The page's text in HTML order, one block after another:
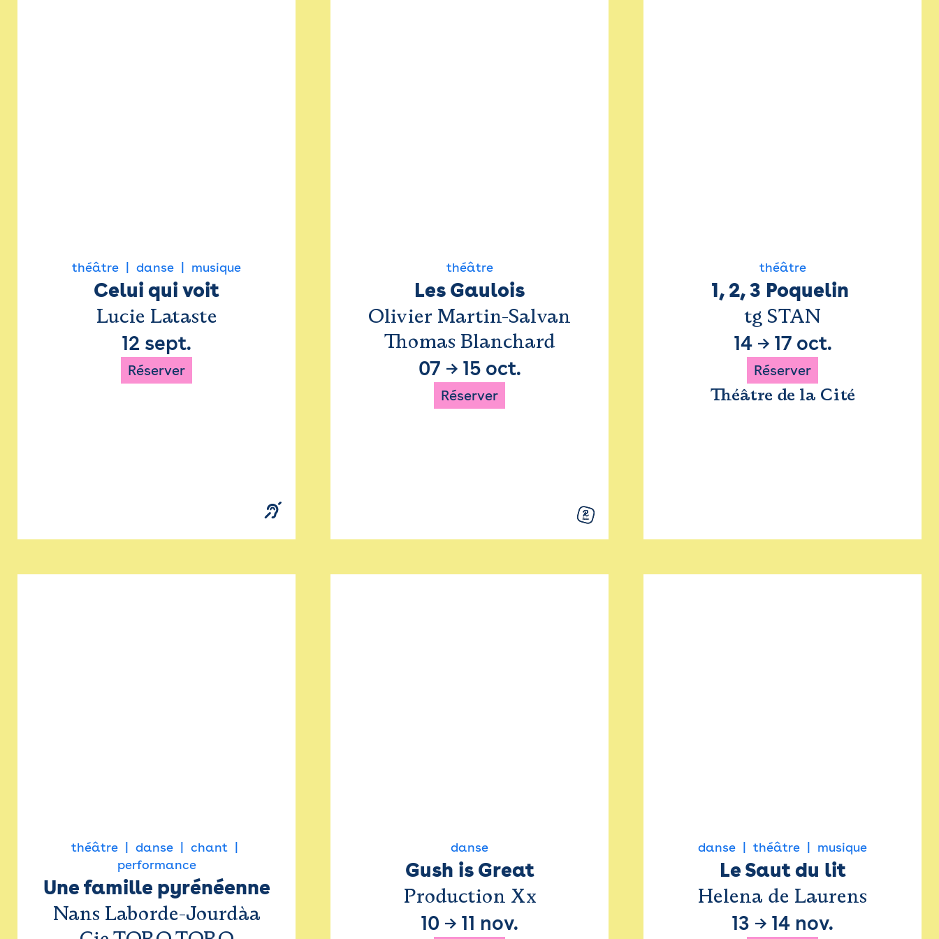
théâtre danse musique
Celui qui voit
Lucie Lataste
12 sept.
Réserver
théâtre
Les Gaulois
Olivier Martin-Salvan
Thomas Blanchard
07 → 15 oct.
Réserver
théâtre
1, 2, 3 Poquelin
tg STAN
14→ 17 oct.
Réserver
Théâtre de la Cité
théâtre danse
chant
performance
Une famille pyrénéenne
Nans Laborde-Jourdàa
danse
Gush is Great
Production Xx
10 → 11 nov.
danse théâtre musique
Le Saut du lit
Helena de Laurens
13 → 14 nov.